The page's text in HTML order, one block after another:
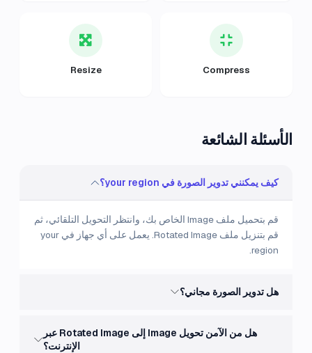
Compress
Resize
الأسئلة الشائعة
كيف يمكنني تدوير الصورة في your region؟
قم بتحميل ملف Image الخاص بك، وانتظر التحويل التلقائي، ثم
قم بتنزيل ملف Rotated Image. يعمل على أي جهاز في your
region.
هل تدوير الصورة مجاني؟
هل من الآمن تحويل Image إلى Rotated Image عبر
الإنترنت؟